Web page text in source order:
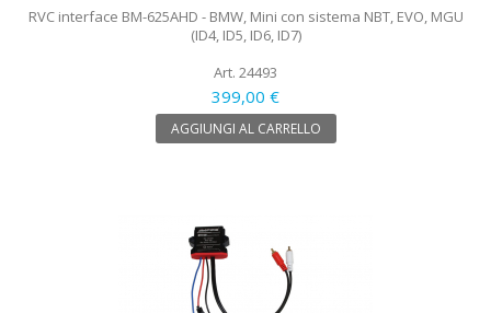
RVC interface BM-625AHD - BMW, Mini con sistema NBT, EVO, MGU
(ID4, ID5, ID6, ID7)
Art. 24493
399,00 €
AGGIUNGI AL CARRELLO